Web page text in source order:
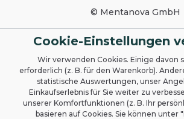
Wertstoffsammlung zuführen.
© Mentanova GmbH
Cookie-Einstellungen
Wir verwenden Cookies. Einige davon
erforderlich (z. B. für den Warenkorb).
statistische Auswertungen, unser
Einkaufserlebnis für Sie weiter zu
unserer Komfortfunktionen (z. B. Ihr
basieren auf Cookies. Sie können unter